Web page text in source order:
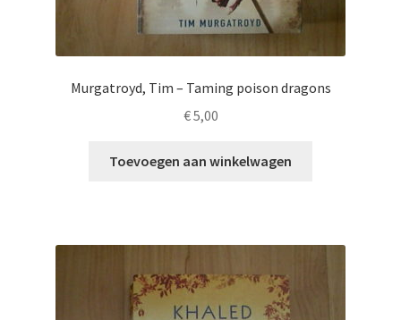
Murgatroyd, Tim – Taming poison dragons
€5,00
Toevoegen aan winkelwagen